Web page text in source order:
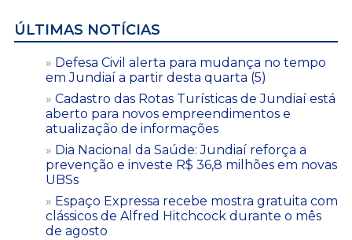
ÚLTIMAS NOTÍCIAS
Defesa Civil alerta para mudança no tempo
em Jundiaí a partir desta quarta (5)
Cadastro das Rotas Turísticas de Jundiaí está
aberto para novos empreendimentos e
atualização de informações
Dia Nacional da Saúde: Jundiaí reforça a
prevenção e investe R$ 36,8 milhões em novas
UBSs
Espaço Expressa recebe mostra gratuita com
clássicos de Alfred Hitchcock durante o mês
de agosto